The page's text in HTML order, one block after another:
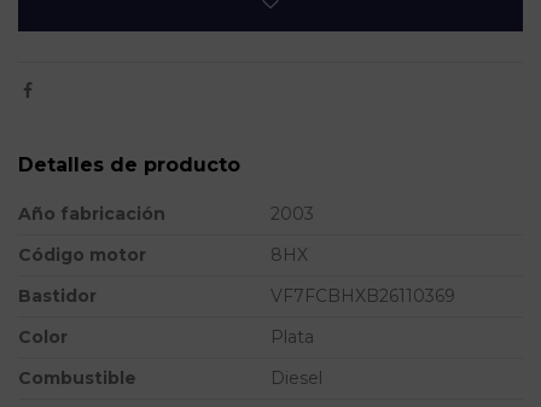
Detalles de producto
Año fabricación
2003
Código motor
8HX
Bastidor
VF7FCBHXB26110369
Color
Plata
Combustible
Diesel